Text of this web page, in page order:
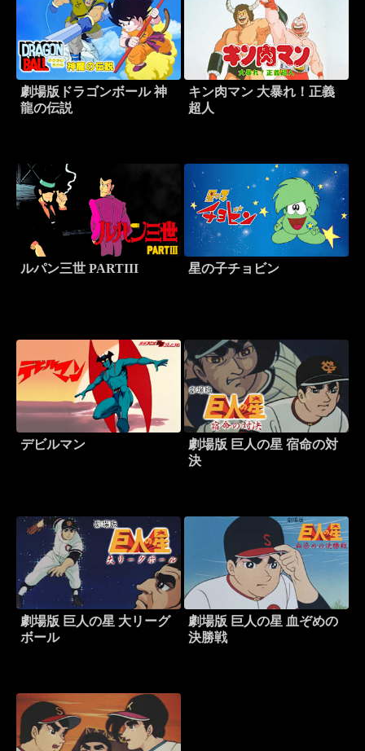
劇場版ドラゴンボール 神
龍の伝説
キン肉マン 大暴れ！正義
超人
ルパン三世 PARTIII 星の子チョビン
デビルマン
劇場版 巨人の星 宿命の対
決
劇場版 巨人の星 大リーグ
ボール
劇場版 巨人の星 血ぞめの
決勝戦